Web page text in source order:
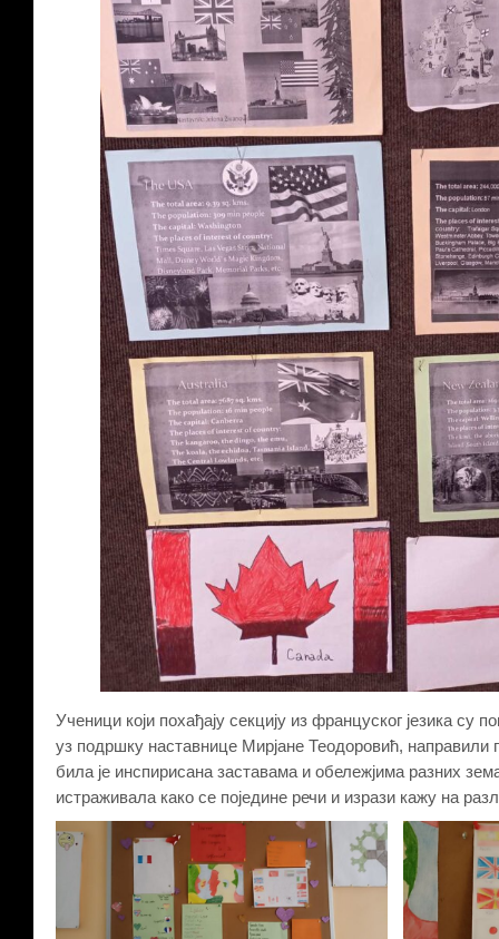
Ученици који похађају секцију из француског језика су
уз подршку наставнице Мирјане Теодоровић, направили
била је инспирисана заставама и обележјима разних
истраживала како се поједине речи и изрази кажу на